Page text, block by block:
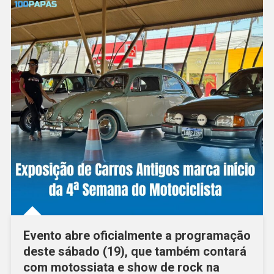
Evento abre oficialmente a programação
deste sábado (19), que também contará
com motossiata e show de rock na